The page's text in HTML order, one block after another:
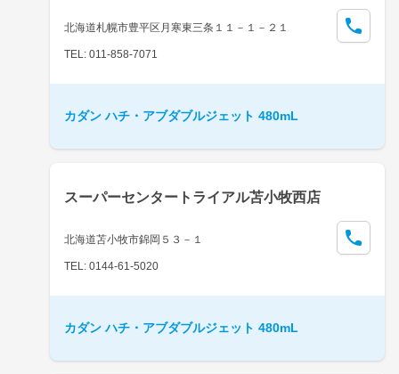
北海道札幌市豊平区月寒東三条１１－１－２１
TEL: 011-858-7071
カダン ハチ・アブダブルジェット 480mL
スーパーセンタートライアル苫小牧西店
北海道苫小牧市錦岡５３－１
TEL: 0144-61-5020
カダン ハチ・アブダブルジェット 480mL